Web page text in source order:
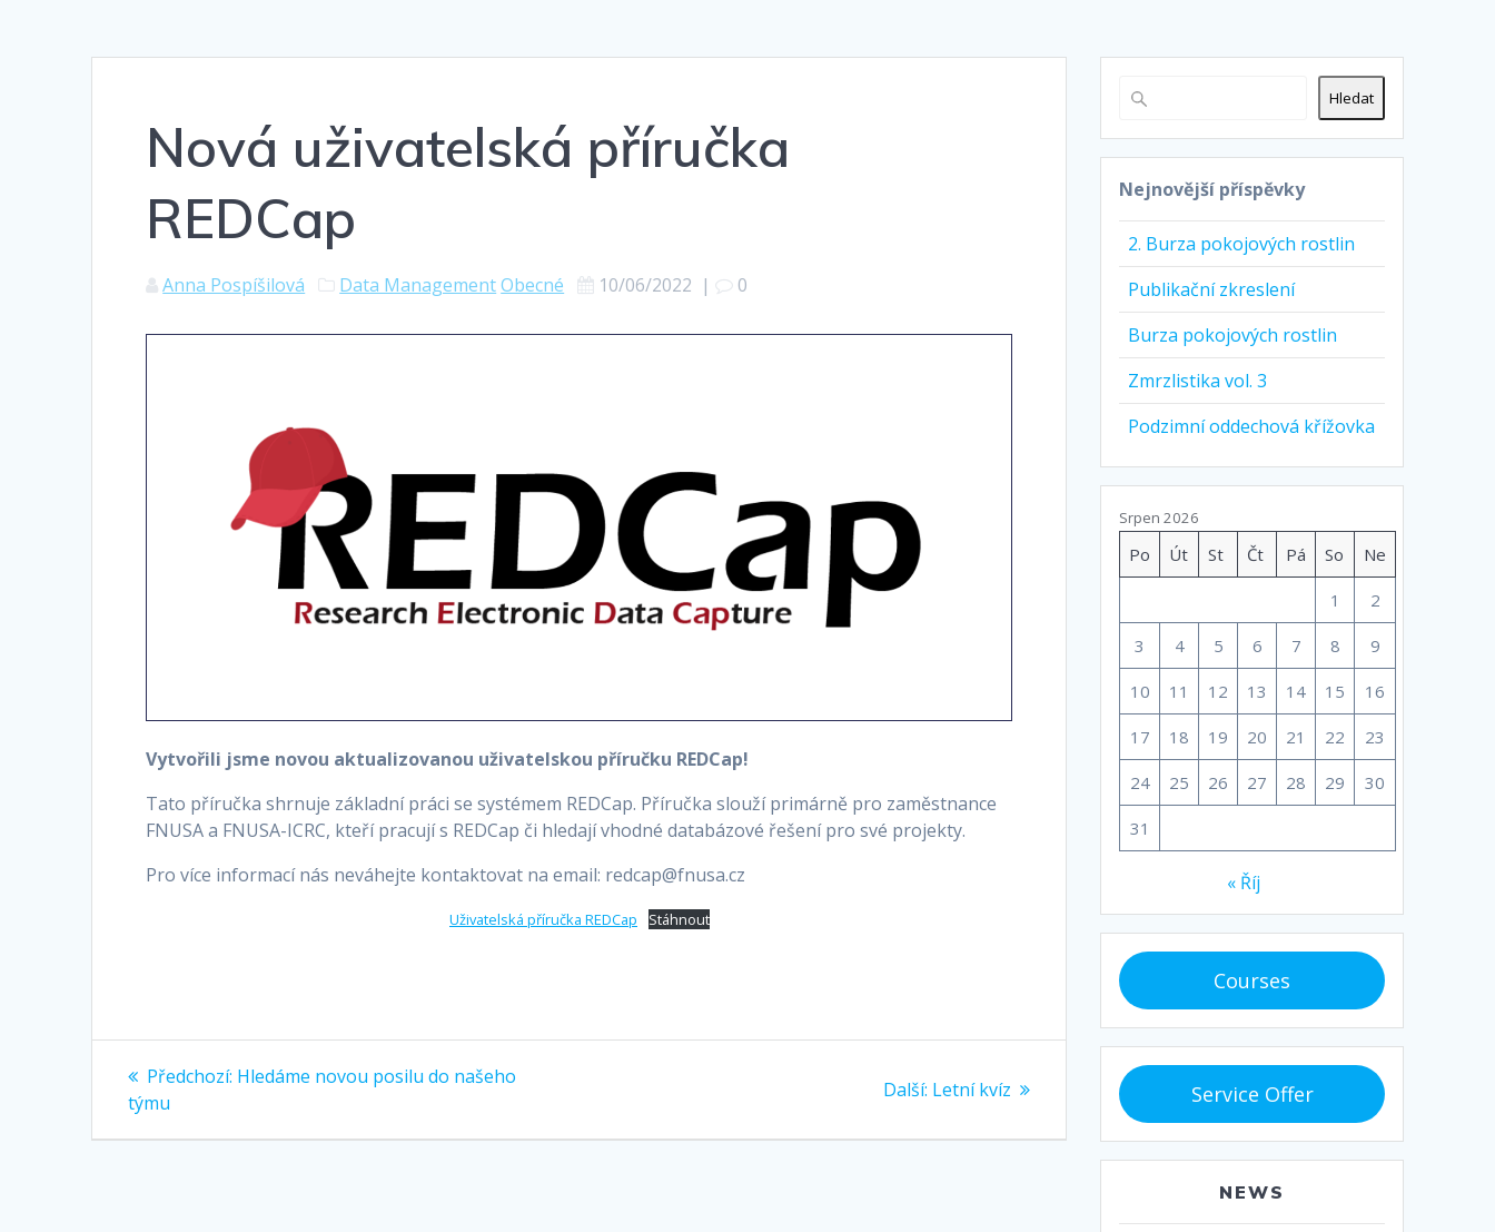
Nová uživatelská příručka
REDCap
Anna Pospíšilová Data ManagementObecné 10/06/2022 | 0
Vytvořili jsme novou aktualizovanou uživatelskou příručku REDCap!
Tato příručka shrnuje základní práci se systémem REDCap. Příručka slouží primárně pro zaměstnance
FNUSA a FNUSA-ICRC, kteří pracují s REDCap či hledají vhodné databázové řešení pro své projekty.
Pro více informací nás neváhejte kontaktovat na email: redcap@fnusa.cz
Uživatelská příručka REDCap Stáhnout
Navigace
pro
Předchozí: Předchozí
Hledáme novou posilu do našeho
týmu
Další: Další
Letní kvíz
Hledat
Nejnovější příspěvky
2. Burza pokojových rostlin
Publikační zkreslení
Burza pokojových rostlin
Zmrzlistika vol. 3
Podzimní oddechová křížovka
Srpen 2026
Po Út St Čt Pá So Ne
1 2
3 4 5 6 7 8 9
10 11 12 13 14 15 16
17 18 19 20 21 22 23
24 25 26 27 28 29 30
31
« Říj
Courses
Service Offer
NEWS